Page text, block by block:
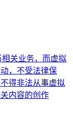
关业务，而虚拟
，不受法律保
得非法从事虚拟
内容的创作